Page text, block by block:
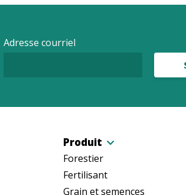
Adresse courriel
Produit
Forestier
Fertilisant
Grain et semences